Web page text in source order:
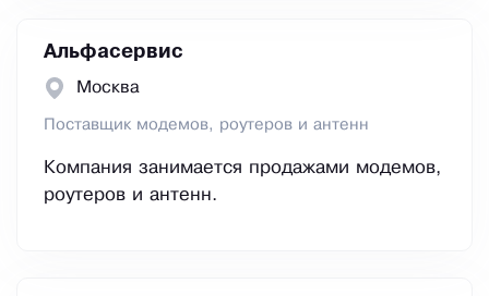
Альфасервис
Москва
Поставщик модемов, роутеров и антенн
Компания занимается продажами модемов,
роутеров и антенн.